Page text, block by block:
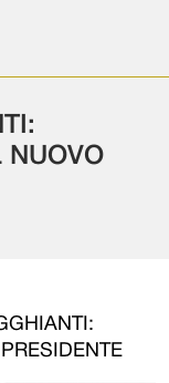
NUOVO